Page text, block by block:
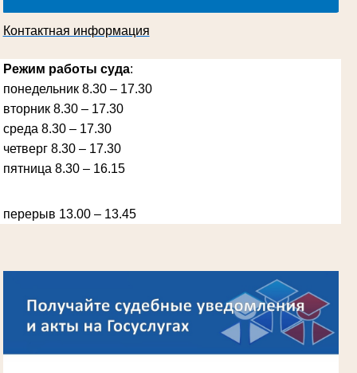
Ануприенко Иван Васильевич
Участник Великой Отечественной войны
Председатель Губкинского районного
народного суда
в период с 1965 по 1984 гг.
Контактная информация
Режим работы суда:
понедельник 8.30 – 17.30
вторник 8.30 – 17.30
среда 8.30 – 17.30
четверг 8.30 – 17.30
пятница 8.30 – 16.15
перерыв 13.00 – 13.45